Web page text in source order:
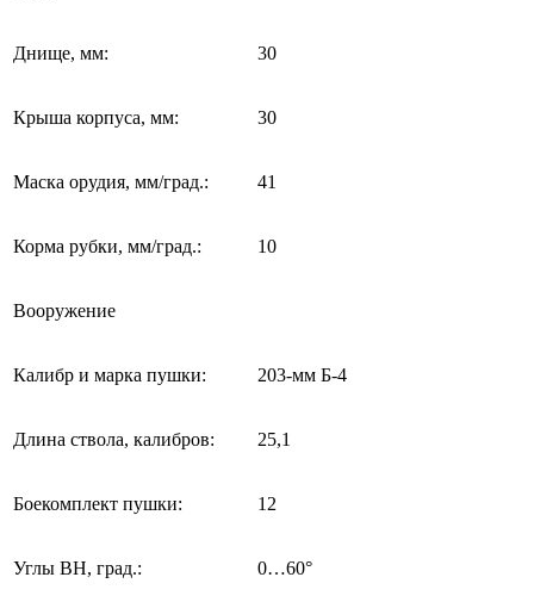
Днище, мм: 30
Крыша корпуса, мм: 30
Маска орудия, мм/град.: 41
Корма рубки, мм/град.: 10
Вооружение
Калибр и марка пушки: 203-мм Б-4
Длина ствола, калибров: 25,1
Боекомплект пушки: 12
Углы ВН, град.: 0…60°